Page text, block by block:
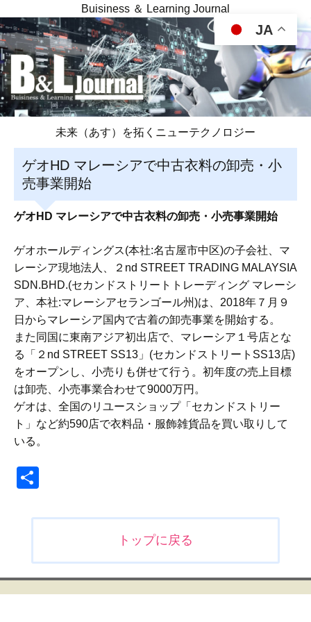
Buisiness ＆ Learning Journal
未来（あす）を拓くニューテクノロジー
ゲオHD マレーシアで中古衣料の卸売・小
売事業開始
ゲオHD マレーシアで中古衣料の卸売・小売事業開始
ゲオホールディングス(本社:名古屋市中区)の子会社、マ
レーシア現地法人、２nd STREET TRADING MALAYSIA
SDN.BHD.(セカンドストリートトレーディング マレーシ
ア、本社:マレーシアセランゴール州)は、2018年７月９
日からマレーシア国内で古着の卸売事業を開始する。
また同国に東南アジア初出店で、マレーシア１号店とな
る「２nd STREET SS13」(セカンドストリートSS13店)
をオープンし、小売りも併せて行う。初年度の売上目標
は卸売、小売事業合わせて9000万円。
ゲオは、全国のリユースショップ「セカンドストリー
ト」など約590店で衣料品・服飾雑貨品を買い取りして
いる。
ビ
ゲ
トップに戻る
JA